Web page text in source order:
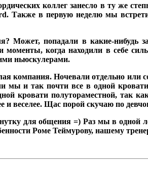
коллег занесло в ту же
Также в первую неделю мы
Может, попадали в какие-нибудь
когда находили в себе
ньюскулерами.
компания. Ночевали отдельно или
мы и так почти все в одной
кровати полутораместной, так
и веселее. Щас порой скучаю по
для общения =) Раз мы в одной
Роме Теймурову, нашему